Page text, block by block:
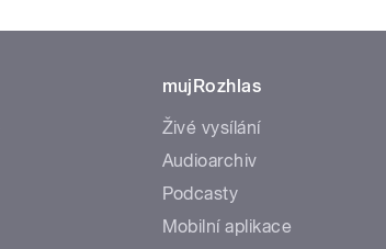
mujRozhlas
Živé vysílání
Audioarchiv
Podcasty
Mobilní aplikace